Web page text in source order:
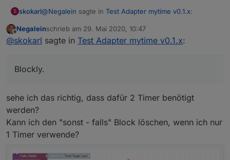
S skokarl@Negalein sagte in Test Adapter mytime v0.1.x:
Würdest du einen Export vom Widget und Blockly
Widget
Spoiler
Du benötigst zwei Datenpunkte, input, output,....beides
Offline
Negaleinschrieb am 29. Mai 2020, 10:47
zuletzt editiert von
@skokarl sagte in Test Adapter mytime v0.1.x:
Blockly.
sehe ich das richtig, dass dafür 2 Timer benötigt
werden?
Kann ich den "sonst - falls" Block löschen, wenn ich nur
1 Timer verwende?